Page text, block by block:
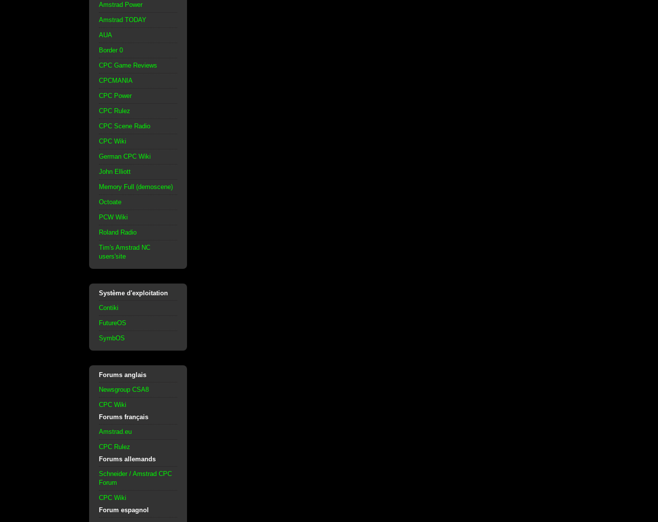
Amstrad Power
Amstrad TODAY
AUA
Border 0
CPC Game Reviews
CPCMANIA
CPC Power
CPC Rulez
CPC Scene Radio
CPC Wiki
German CPC Wiki
John Elliott
Memory Full (demoscene)
Octoate
PCW Wiki
Roland Radio
Tim's Amstrad NC
users'site
Système d'exploitation
Contiki
FutureOS
SymbOS
Forums anglais
Newsgroup CSA8
CPC Wiki
Forums français
Amstrad.eu
CPC Rulez
Forums allemands
Schneider / Amstrad CPC
Forum
CPC Wiki
Forum espagnol